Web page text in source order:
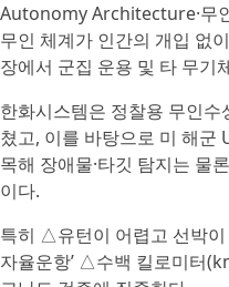
Autonomy Architecture·무
무인 체계가 인간의 개입 없
장에서 군집 운용 및 타 무기
한화시스템은 정찰용 무인수
쳤고, 이를 바탕으로 미 해군
목해 장애물·타깃 탐지는 물
이다.
특히 △유턴이 어렵고 선박이
자율운항’ △수백 킬로미터